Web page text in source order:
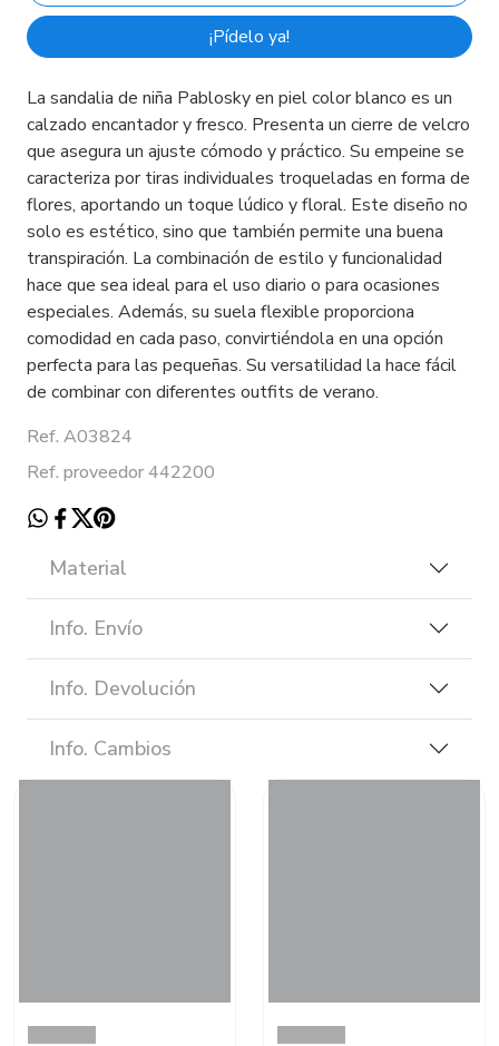
¡Pídelo ya!
La sandalia de niña Pablosky en piel color blanco es un
calzado encantador y fresco. Presenta un cierre de velcro
que asegura un ajuste cómodo y práctico. Su empeine se
caracteriza por tiras individuales troqueladas en forma de
flores, aportando un toque lúdico y floral. Este diseño no
solo es estético, sino que también permite una buena
transpiración. La combinación de estilo y funcionalidad
hace que sea ideal para el uso diario o para ocasiones
especiales. Además, su suela flexible proporciona
comodidad en cada paso, convirtiéndola en una opción
perfecta para las pequeñas. Su versatilidad la hace fácil
de combinar con diferentes outfits de verano.
Ref. A03824
Ref. proveedor 442200
Material
Info. Envío
Info. Devolución
Info. Cambios